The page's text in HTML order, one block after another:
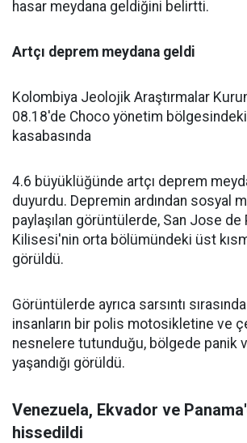
hasar meydana geldiğini belirtti.
Artçı deprem meydana geldi
Kolombiya Jeolojik Araştırmalar
08.18'de Choco yönetim
kasabasında
4.6 büyüklüğünde artçı deprem
duyurdu. Depremin ardından sosyal
paylaşılan görüntülerde, San Jose de
Kilisesi'nin orta bölümündeki üst
görüldü.
Görüntülerde ayrıca sarsıntı
insanların bir polis motosikletine ve
nesnelere tutunduğu, bölgede panik
yaşandığı görüldü.
Venezuela, Ekvador ve
hissedildi